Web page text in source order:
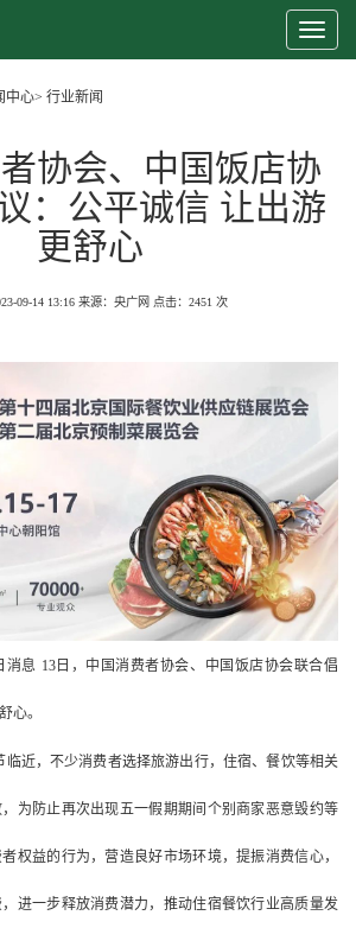
Toggle
中心> 行业新闻
协会、中国饭店协
：公平诚信 让出游
更舒心
09-14 13:16 来源：央广网 点击： 2451 次
消息 13日，中国消费者协会、中国饭店协会联合倡
心。
临近，不少消费者选择旅游出行，住宿、餐饮等相关
为防止再次出现五一假期期间个别商家恶意毁约等
权益的行为，营造良好市场环境，提振消费信心，
进一步释放消费潜力，推动住宿餐饮行业高质量发